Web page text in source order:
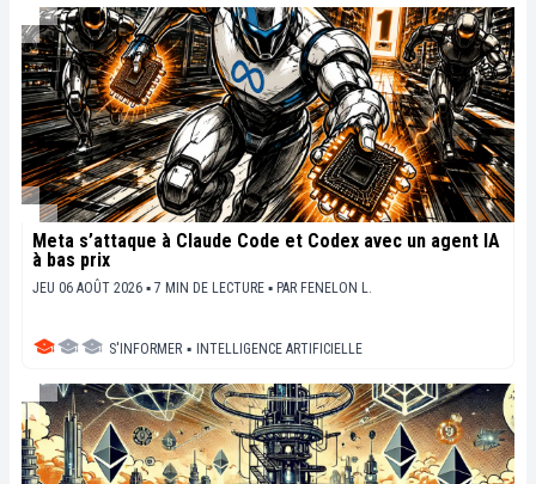
Meta s’attaque à Claude Code et Codex avec un agent IA
à bas prix
JEU 06 AOÛT 2026 ▪ 7 MIN DE LECTURE ▪ PAR FENELON L.
S'INFORMER ▪ INTELLIGENCE ARTIFICIELLE